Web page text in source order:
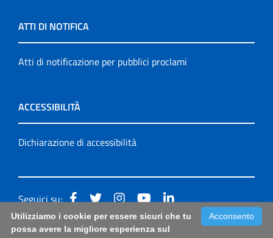
ATTI DI NOTIFICA
Atti di notificazione per pubblici proclami
ACCESSIBILITÀ
Dichiarazione di accessibilità
Seguici su:
Accessibilità: form di segnalazione di prima istanza per
Acconsento
Utilizziamo i cookie per essere sicuri che tu
possa avere la migliore esperienza sul